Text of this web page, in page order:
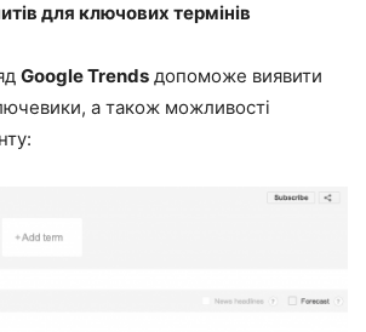
для ключових термінів
Google Trends допоможе виявити
а також можливості